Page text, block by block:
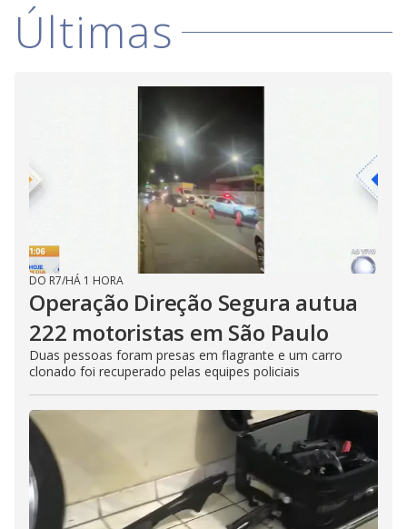
Últimas
DO R7/HÁ 1 HORA
Operação Direção Segura autua
222 motoristas em São Paulo
Duas pessoas foram presas em flagrante e um carro
clonado foi recuperado pelas equipes policiais